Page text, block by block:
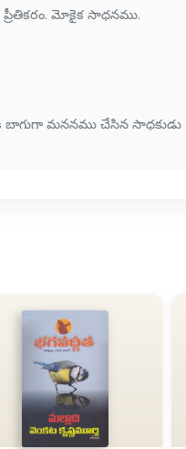
మోకైక సాధనము.
మననము చేసిన సాధకుడు